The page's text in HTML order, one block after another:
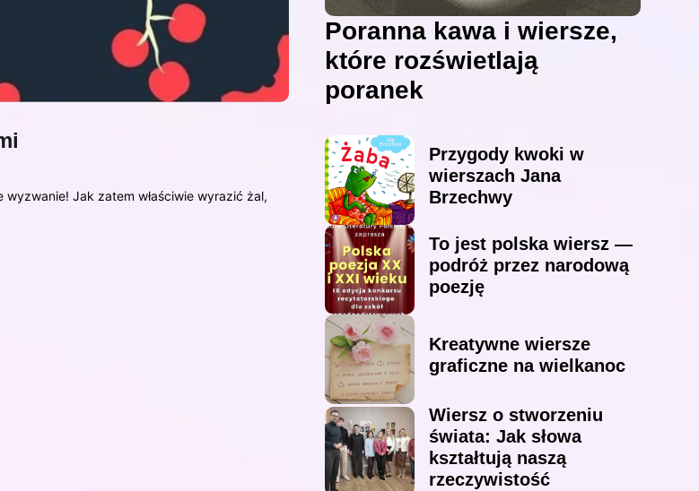
Jak zatem właściwie wyrazić żal,
Poranna kawa i wiersze,
które rozświetlają
poranek
Przygody kwoki w
wierszach Jana
Brzechwy
To jest polska wiersz —
podróż przez narodową
poezję
Kreatywne wiersze
graficzne na wielkanoc
Wiersz o stworzeniu
świata: Jak słowa
kształtują naszą
rzeczywistość